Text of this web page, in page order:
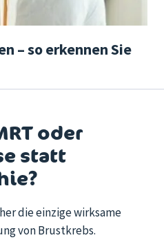
– so erkennen Sie
oder
statt
die einzige wirksame
von Brustkrebs.